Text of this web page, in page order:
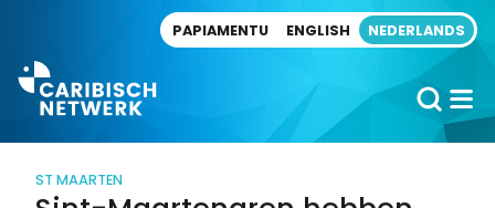
PAPIAMENTU ENGLISH NEDERLANDS
ST MAARTEN